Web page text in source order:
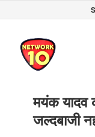
मयंक यादव
जल्दबाजी